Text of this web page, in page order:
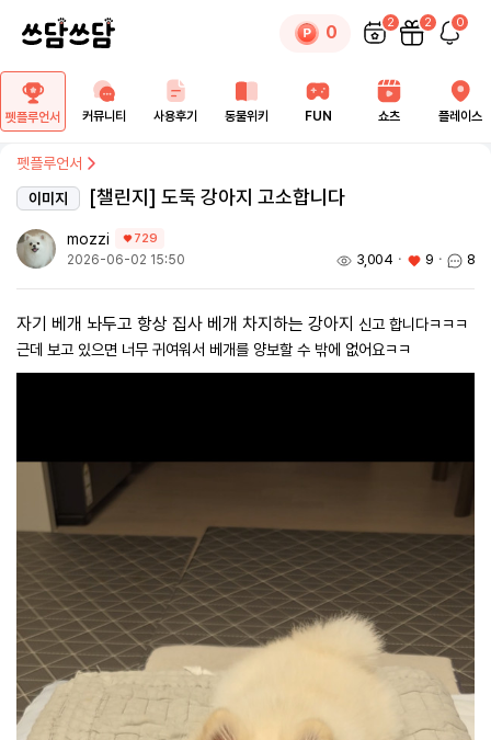
0 2 2 0
펫플루언서 커뮤니티 사용후기 동물위키 FUN 쇼츠 플레이스
펫플루언서
이미지
[챌린지] 도둑 강아지 고소합니다
mozzi 729
2026-06-02 15:50 3,004 ㆍ 9 ㆍ 8
자기 베개 놔두고 항상 집사 베개 차지하는 강아지 신고 합니다ㅋㅋㅋ
근데 보고 있으면 너무 귀여워서 베개를 양보할 수 밖에 없어요ㅋㅋ